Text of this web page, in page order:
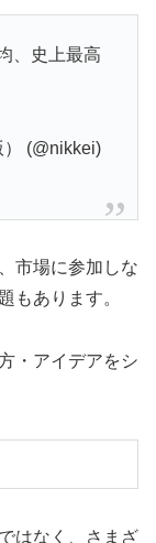
、史上最高
(@nikkei)
市場に参加しな
もあります。
・アイデアをシ
はなく、さまざ